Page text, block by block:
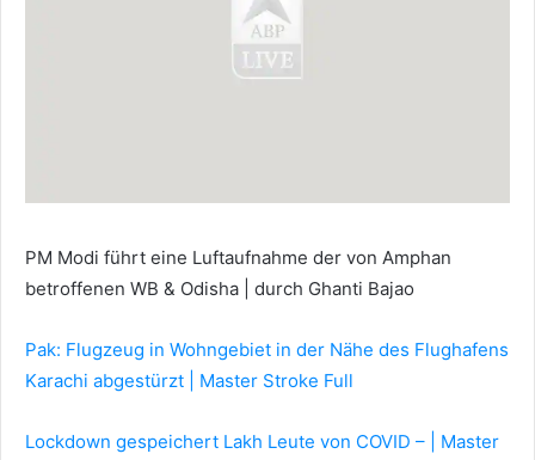
PM Modi führt eine Luftaufnahme der von Amphan
betroffenen WB & Odisha | durch Ghanti Bajao
Pak: Flugzeug in Wohngebiet in der Nähe des Flughafens
Karachi abgestürzt | Master Stroke Full
Lockdown gespeichert Lakh Leute von COVID – | Master